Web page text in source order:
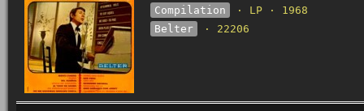
Compilation
· LP · 1968
Belter
· 22206